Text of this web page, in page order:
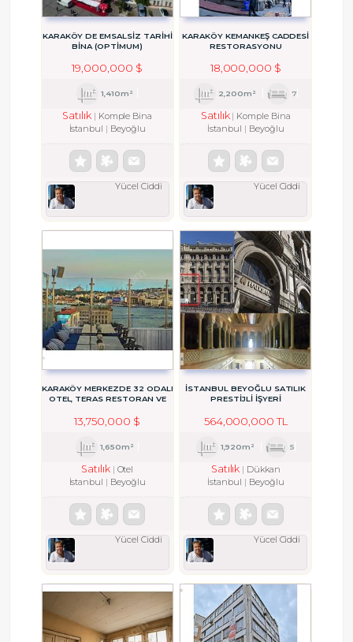
KARAKÖY DE EMSALSİZ TARİHİ
BİNA (OPTİMUM)
19,000,000 $
1,410m²
Satılık
Komple Bina
İstanbul
Beyoğlu
Yücel Ciddi
KARAKÖY KEMANKEŞ CADDESI
RESTORASYONU
18,000,000 $
2,200m² 7
Satılık
Komple Bina
İstanbul
Beyoğlu
Yücel Ciddi
KARAKÖY MERKEZDE 32 ODALI
OTEL, TERAS RESTORAN VE
13,750,000 $
1,650m²
Satılık
Otel
İstanbul
Beyoğlu
Yücel Ciddi
İSTANBUL BEYOĞLU SATILIK
PRESTIJLI İŞYERI
564,000,000 TL
1,920m² 5
Satılık
Dükkan
İstanbul
Beyoğlu
Yücel Ciddi